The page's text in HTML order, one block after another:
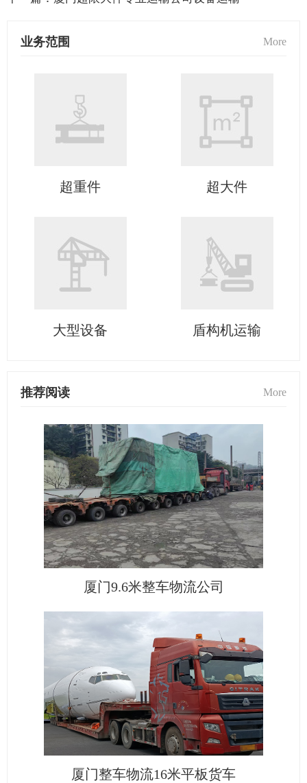
业务范围 More
超重件 超大件
大型设备 盾构机运输
推荐阅读 More
厦门9.6米整车物流公司
厦门整车物流16米平板货车